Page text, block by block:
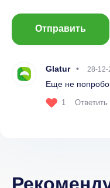
Отправить
Glatur 28-12-
Еще не
1 Ответить